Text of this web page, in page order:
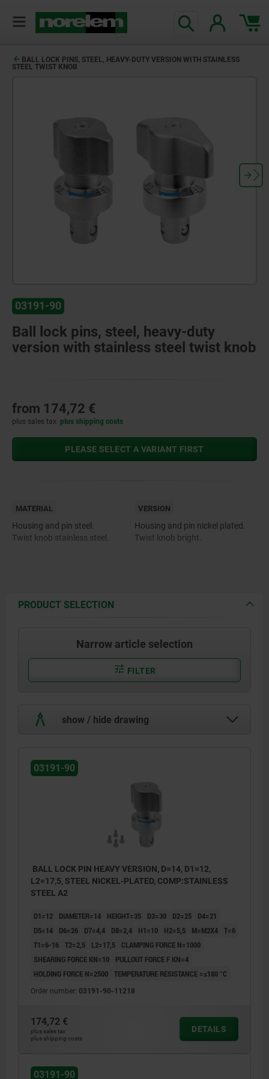
BALL LOCK PINS, STEEL, HEAVY-DUTY VERSION WITH STAINLESS
STEEL TWIST KNOB
03191-90
Ball lock pins, steel, heavy-duty
version with stainless steel twist knob
from 174,72 €
plus sales tax plus shipping costs
PLEASE SELECT A VARIANT FIRST
MATERIAL
Housing and pin steel.
Twist knob stainless steel.
VERSION
Housing and pin nickel plated.
Twist knob bright.
PRODUCT SELECTION
Narrow article selection
FILTER
show / hide drawing
1) Mounting option 1
2) Mounting option 2
03191-90
BALL LOCK PIN HEAVY VERSION, D=14, D1=12,
L2=17,5, STEEL NICKEL-PLATED, COMP:STAINLESS
STEEL A2
D1=12 DIAMETER=14 HEIGHT=35 D3=30 D2=25
D4=21
D5=14
D6=26 D7=4,4 D8=2,4 H1=10 H2=5,5 M=M2X4 T=6
T1=6-16 T2=2,5 L2=17,5
CLAMPING FORCE N=1000
SHEARING FORCE KN=10
PULLOUT FORCE F KN=4
HOLDING FORCE N=2500 TEMPERATURE RESISTANCE =≤180 °C
Order number: 03191-90-11218
174,72 €
plus sales tax
plus shipping costs
DETAILS
03191-90